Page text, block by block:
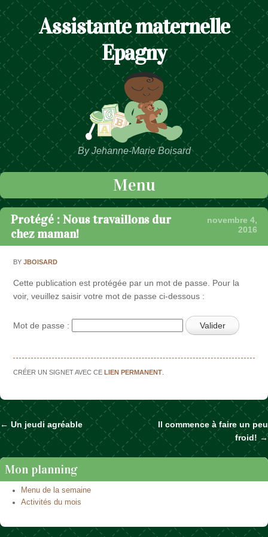
Assistante maternelle
Epagny
By Jehanne-Marie Boisard
Menu
Passer au contenu
Protégé : Nous travaillons dur
chez maman!
novembre 4,
2016
BYJBOISARD
Cette publication est protégée par un mot de passe. Pour la
voir, veuillez saisir votre mot de passe ci-dessous :
Mot de passe :
CRÉER UN SIGNET AVEC CELIEN PERMANENT
Naviguer dans les articles
← Un jeudi agréable
Il commence à faire un peu
froid! →
Mon planning
Menu de la semaine
Activités du mois